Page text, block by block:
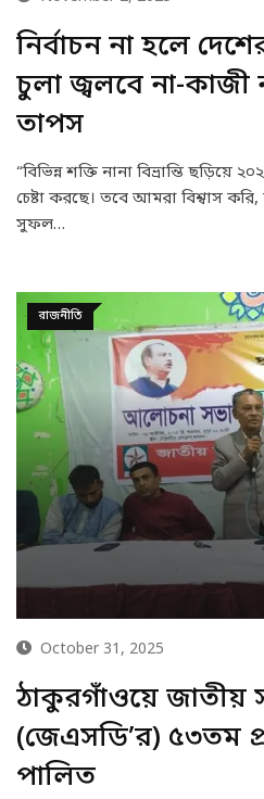
নির্বাচন না হলে
চুলা জ্বলবে না-
তাপস
“বিভিন্ন শক্তি নানা বিভ্রান্তি ছড়িয়ে
চেষ্টা করছে। তবে আমরা বিশ্বাস
সুফল…
রাজনীতি
October 31, 2025
ঠাকুরগাঁওয়ে জাতীয়
(জেএসডি’র) ৫৩তম
পালিত